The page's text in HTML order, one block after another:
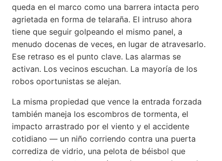
queda en el marco como una barrera intacta pero
agrietada en forma de telaraña. El intruso ahora
tiene que seguir golpeando el mismo panel, a
menudo docenas de veces, en lugar de atravesarlo.
Ese retraso es el punto clave. Las alarmas se
activan. Los vecinos escuchan. La mayoría de los
robos oportunistas se alejan.
La misma propiedad que vence la entrada forzada
también maneja los escombros de tormenta, el
impacto arrastrado por el viento y el accidente
cotidiano — un niño corriendo contra una puerta
corrediza de vidrio, una pelota de béisbol que